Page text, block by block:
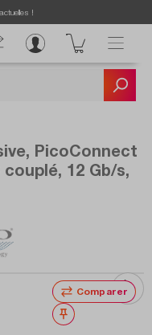
!
PicoConnect
couplé, 12 Gb/s,
Comparer
Noter